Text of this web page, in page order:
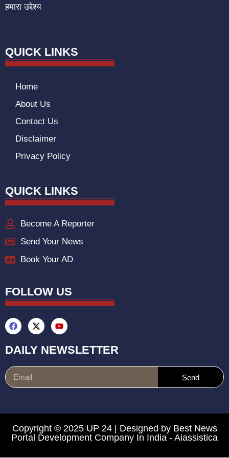
हमारा उद्देश्य
QUICK LINKS
Home
About Us
Contact Us
Disclaimer
Privacy Policy
QUICK LINKS
Become A Reporter
Send Your News
Book Your AD
FOLLOW US
DAILY NEWSLETTER
Send
Copyright © 2025 UP 24 | Designed by Best News
Portal Development Company In India - Aiassistica